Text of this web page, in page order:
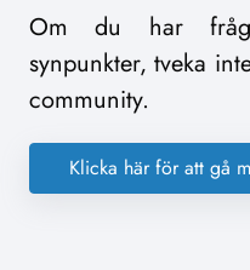
Om du har
synpunkter, tveka
community.
Klicka här för att gå